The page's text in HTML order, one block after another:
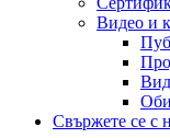
Видео и
Свържете се с